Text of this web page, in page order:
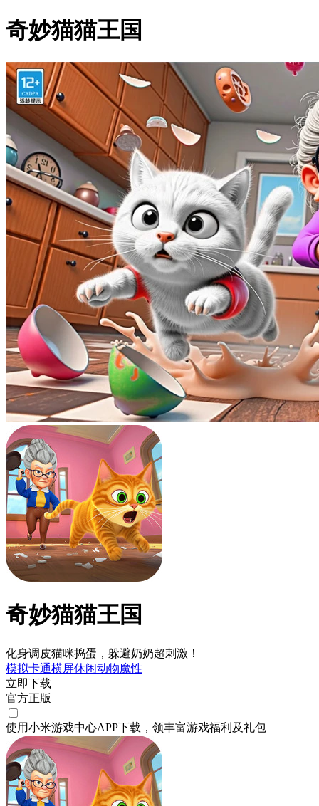
奇妙猫猫王国
奇妙猫猫王国
化身调皮猫咪捣蛋，躲避奶奶超刺激！
模拟卡通横屏休闲动物魔性
立即下载
官方正版
使用小米游戏中心APP下载 ，领丰富游戏福利 及礼包